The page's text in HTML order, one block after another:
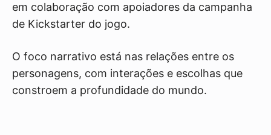
em colaboração com apoiadores da campanha
de Kickstarter do jogo.
O foco narrativo está nas relações entre os
personagens, com interações e escolhas que
constroem a profundidade do mundo.